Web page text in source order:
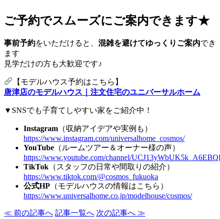
ご予約でスムーズにご案内できます★
事前予約をいただけると、 混雑を避けてゆっくりご案内でき
ます
見学だけの方も大歓迎です♪
【モデルハウス予約はこちら】
唐津店のモデルハウス｜注文住宅のユニバーサルホーム
▼SNSでも子育てしやすい家をご紹介中！
Instagram （収納アイデアや実例も）
https://www.instagram.com/universalhome_cosmos/
YouTube （ルームツアー＆オーナー様の声）
https://www.youtube.com/channel/
TikTok （スタッフの日常や間取りの紹介）
https://www.tiktok.com/@cosmos_fukuoka
公式HP （モデルハウスの情報はこちら）
https://www.universalhome.co.jp/modelhouse/cosmos/
≪ 前の記事へ 記事一覧へ 次の記事へ ≫